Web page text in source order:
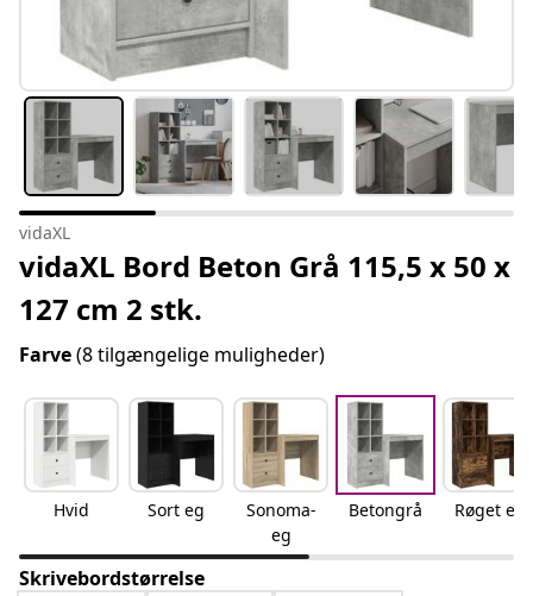
vidaXL
vidaXL Bord Beton Grå 115,5 x 50 x
127 cm 2 stk.
Farve(8 tilgængelige muligheder)
Hvid Sort eg
Sonoma-
eg
Betongrå Røget eg
Skrivebordstørrelse